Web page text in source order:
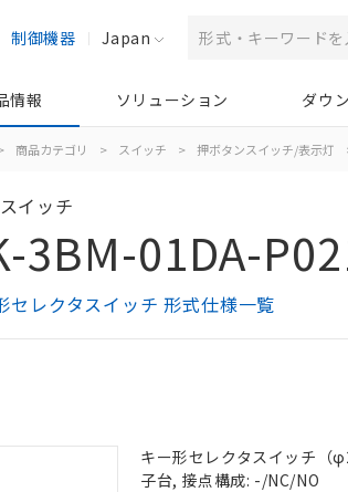
制御機器 Japan
情報 ソリューション ダウ
商品カテゴリ > スイッチ > 押ボタンスイッチ/表示灯
イッチ
3BM-01DA-
セレクタスイッチ 形式仕様一覧
キー形セレクタスイッチ（
子台, 接点構成: -/NC/NO